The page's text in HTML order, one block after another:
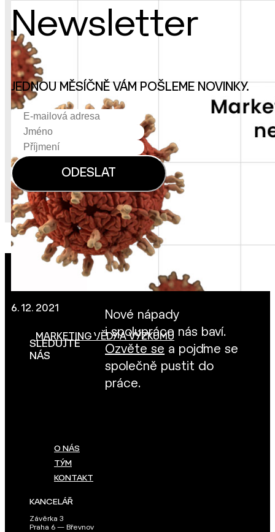
6. 12. 2021
MARKETING VĚDY A VÝZKUMU
Newsletter
JEDNOU MĚSÍČNĚ VÁM POŠLEME NOVINKY.
SLEDUJTE
NÁS
Nové nápady
i spolupráce nás baví.
Ozvěte se a pojďme se
společně pustit do
práce.
O NÁS
TÝM
KONTAKT
KANCELÁŘ
Závěrka 3
Praha 6 — Břevnov